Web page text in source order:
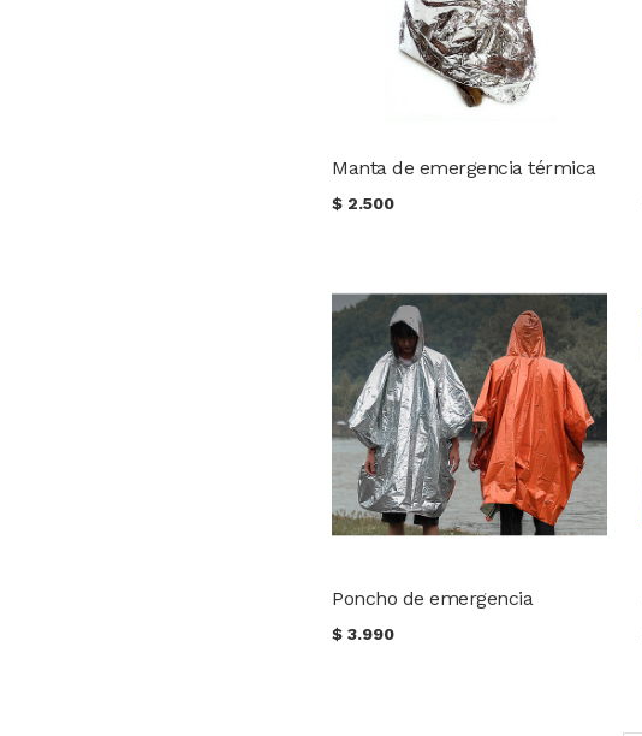
Manta de emergencia térmica
$ 2.500
Poncho de emergencia
$3.990